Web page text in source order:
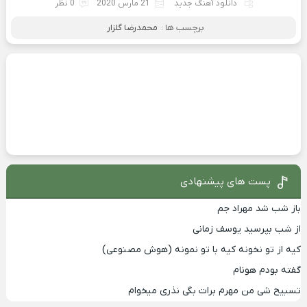
دانلود آهنگ جدید 21 مارس 2020 0 نظر
برچسب ها : محمدرضا گلزار
پست های پیشنهادی
باز شب شد مهراد جم
از شب بپرسید یوسف زمانی
کیه از تو نخونه کیه با تو نمونه (هوش مصنوعی)
گفته بودم هونام
تسبیح شی من مهرم برات بگی نذری میخوام